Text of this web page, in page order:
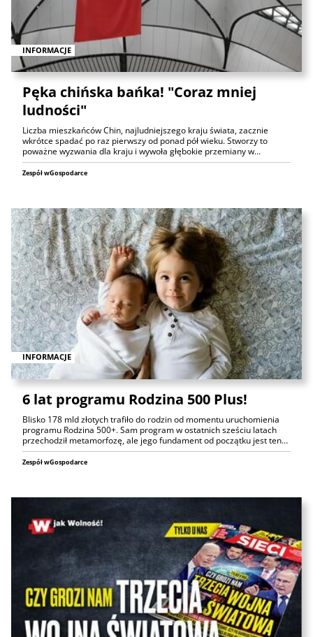
INFORMACJE
Pęka chińska bańka! "Coraz mniej
ludności"
Liczba mieszkańców Chin, najludniejszego kraju świata, zacznie
wkrótce spadać po raz pierwszy od ponad pół wieku. Stworzy to
poważne wyzwania dla kraju i wywoła głębokie przemiany w…
Zespół wGospodarce
INFORMACJE
6 lat programu Rodzina 500 Plus!
Blisko 178 mld złotych trafiło do rodzin od momentu uruchomienia
programu Rodzina 500+. Sam program w ostatnich sześciu latach
przechodził metamorfozę, ale jego fundament od początku jest ten…
Zespół wGospodarce